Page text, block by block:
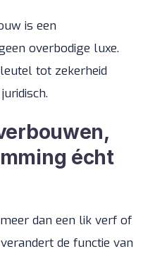
is een
overbodige luxe.
tot zekerheid
écht
dan een lik verf of
de functie van